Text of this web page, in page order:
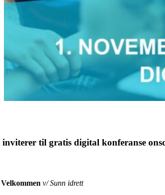
til gratis digital konferanse
v/ Sunn idrett